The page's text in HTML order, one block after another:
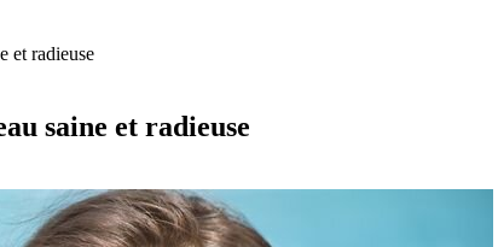
et radieuse
saine et radieuse